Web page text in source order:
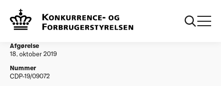
Afgørelser
Idé Vejgaard
Afgørelse
18. oktober 2019
Nummer
CDP-19/09072